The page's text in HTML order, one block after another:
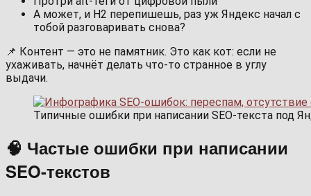
А может, и H2 перепишешь, раз уж Яндекс начал с
тобой разговаривать снова?
📌 Контент — это не памятник. Это как кот: если не
ухаживать, начнёт делать что-то странное в углу
выдачи.
Типичные ошибки при написании SEO-текста под
🧠 Частые ошибки при написании
SEO-текстов